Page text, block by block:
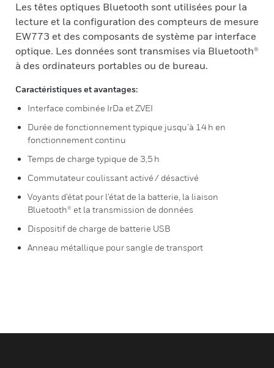
Les têtes optiques Bluetooth sont utilisées pour la
lecture et la configuration des compteurs de mesure
EW773 et des composants de système par interface
optique. Les données sont transmises via Bluetooth®
à des ordinateurs portables ou de bureau.
Caractéristiques et avantages:
Interface combinée IrDa et ZVEI
Durée de fonctionnement typique jusqu’à 14 h en
fonctionnement continu
Temps de charge typique de 3,5 h
Commutateur coulissant activé / désactivé
Voyants d’état pour l’état de la batterie, la liaison
Bluetooth® et la transmission de données
Dispositif de charge de batterie USB
Anneau métallique pour sangle de transport